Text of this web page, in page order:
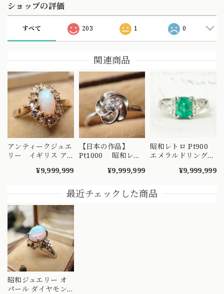
ショップの評価
すべて 203 1 0
関連商品
アンティークジュエ
リー イギリス ア
エッジ技法 クラス
イン リング K18 オ
パール ダイヤモン
ド 〜オパールとダ
イヤのお花の様なデ
ザイン〜 DR00689
¥9,999,999
【日本の作品】
Pt1000 昭和レト
リング 捻り梅
り 吉祥文様 ～
楚々とした可憐な華
¥9,999,999
昭和レトロ Pt900
エメラルドリング
トカット ダイヤモ
テージジュエリー
～顔まで美しい ト
¥9,999,999
最近チェックした商品
昭和ジュエリー オ
パール ダイヤモン